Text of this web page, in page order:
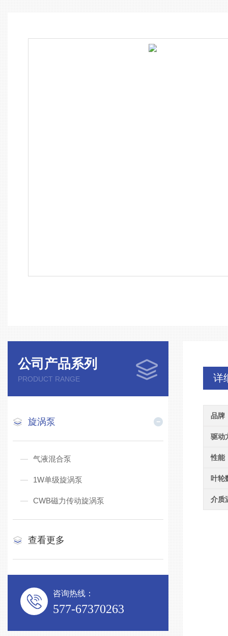
公司产品系列
PRODUCT RANGE
旋涡泵
气液混合泵
1W单级旋涡泵
CWB磁力传动旋涡泵
查看更多
咨询热线：
577-67370263
详
品牌
驱动
性能
叶轮
介质